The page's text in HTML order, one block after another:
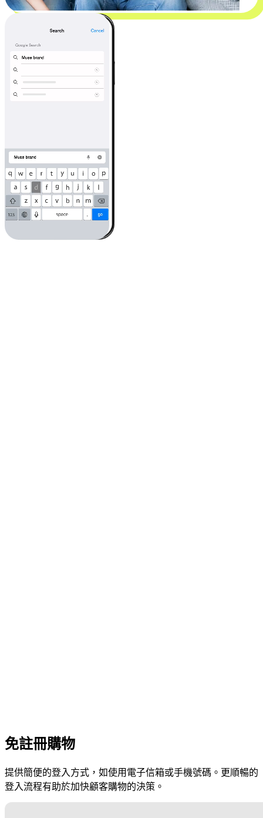
免註冊購物
提供簡便的登入方式，如使用電子信箱或手機號碼。更順暢的
登入流程有助於加快顧客購物的決策。